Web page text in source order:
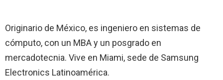
Originario de México, es ingeniero en sistemas de
cómputo, con un MBA y un posgrado en
mercadotecnia. Vive en Miami, sede de Samsung
Electronics Latinoamérica.